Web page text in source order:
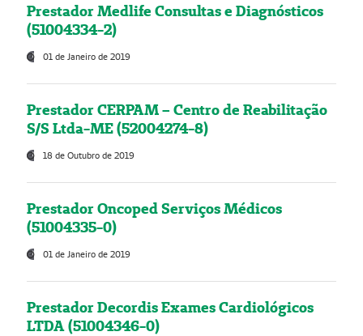
Prestador Medlife Consultas e Diagnósticos
(51004334-2)
01 de Janeiro de 2019
Prestador CERPAM – Centro de Reabilitação
S/S Ltda-ME (52004274-8)
18 de Outubro de 2019
Prestador Oncoped Serviços Médicos
(51004335-0)
01 de Janeiro de 2019
Prestador Decordis Exames Cardiológicos
LTDA (51004346-0)